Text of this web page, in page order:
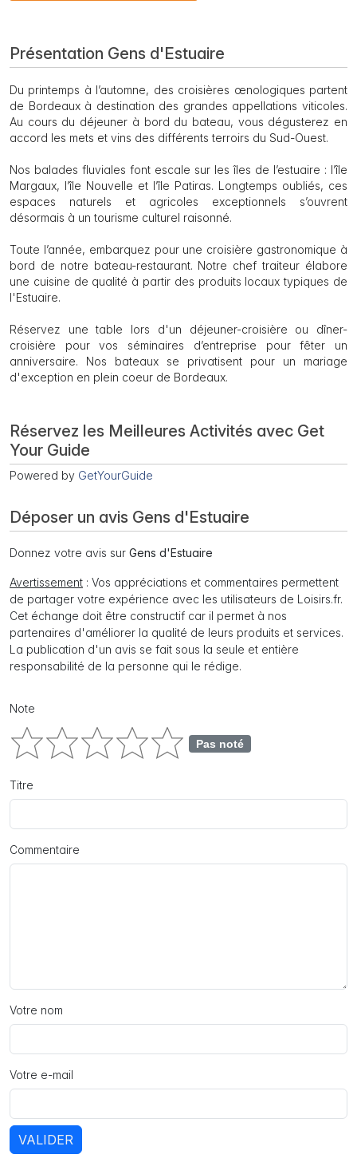
Présentation Gens d'Estuaire
Du printemps à l’automne, des croisières œnologiques partent
de Bordeaux à destination des grandes appellations viticoles.
Au cours du déjeuner à bord du bateau, vous dégusterez en
accord les mets et vins des différents terroirs du Sud-Ouest.
Nos balades fluviales font escale sur les îles de l’estuaire : l’île
Margaux, l’île Nouvelle et l’île Patiras. Longtemps oubliés, ces
espaces naturels et agricoles exceptionnels s’ouvrent
désormais à un tourisme culturel raisonné.
Toute l’année, embarquez pour une croisière gastronomique à
bord de notre bateau-restaurant. Notre chef traiteur élabore
une cuisine de qualité à partir des produits locaux typiques de
l'Estuaire.
Réservez une table lors d'un déjeuner-croisière ou dîner-
croisière pour vos séminaires d’entreprise pour fêter un
anniversaire. Nos bateaux se privatisent pour un mariage
d'exception en plein coeur de Bordeaux.
Réservez les Meilleures Activités avec Get
Your Guide
Powered by GetYourGuide
Déposer un avis Gens d'Estuaire
Donnez votre avis sur Gens d'Estuaire
Avertissement : Vos appréciations et commentaires permettent
de partager votre expérience avec les utilisateurs de Loisirs.fr.
Cet échange doit être constructif car il permet à nos
partenaires d'améliorer la qualité de leurs produits et services.
La publication d'un avis se fait sous la seule et entière
responsabilité de la personne qui le rédige.
Note
Pas noté
Titre
Commentaire
Votre nom
Votre e-mail
VALIDER